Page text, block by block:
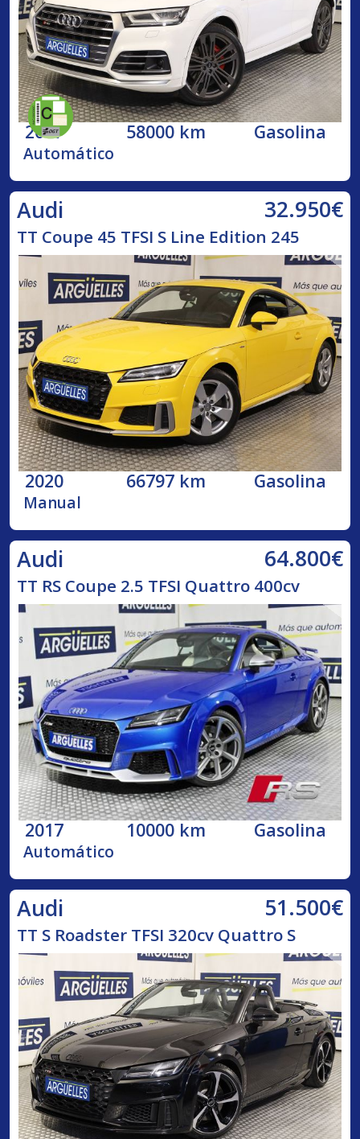
2017 58000 km Gasolina
Automático
Audi 32.950€
TT Coupe 45 TFSI S Line Edition 245
2020 66797 km Gasolina
Manual
Audi 64.800€
TT RS Coupe 2.5 TFSI Quattro 400cv
2017 10000 km Gasolina
Automático
Audi 51.500€
TT S Roadster TFSI 320cv Quattro S